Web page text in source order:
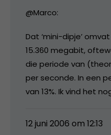
@Marco:
Dat ‘mini-dipje’
15.360 megabit,
die periode van
per seconde. In een
van 13%. Ik vind het
12 juni 2006 om 12:13